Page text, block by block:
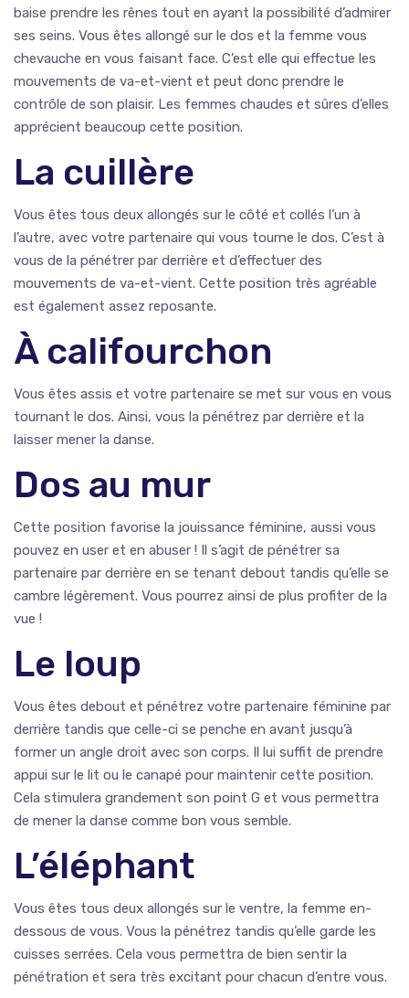
baise prendre les rênes tout en ayant la possibilité d’admirer
ses seins. Vous êtes allongé sur le dos et la femme vous
chevauche en vous faisant face. C’est elle qui effectue les
mouvements de va-et-vient et peut donc prendre le
contrôle de son plaisir. Les femmes chaudes et sûres d’elles
apprécient beaucoup cette position.
La cuillère
Vous êtes tous deux allongés sur le côté et collés l’un à
l’autre, avec votre partenaire qui vous tourne le dos. C’est à
vous de la pénétrer par derrière et d’effectuer des
mouvements de va-et-vient. Cette position très agréable
est également assez reposante.
À califourchon
Vous êtes assis et votre partenaire se met sur vous en vous
tournant le dos. Ainsi, vous la pénétrez par derrière et la
laisser mener la danse.
Dos au mur
Cette position favorise la jouissance féminine, aussi vous
pouvez en user et en abuser ! Il s’agit de pénétrer sa
partenaire par derrière en se tenant debout tandis qu’elle se
cambre légèrement. Vous pourrez ainsi de plus profiter de la
vue !
Le loup
Vous êtes debout et pénétrez votre partenaire féminine par
derrière tandis que celle-ci se penche en avant jusqu’à
former un angle droit avec son corps. Il lui suffit de prendre
appui sur le lit ou le canapé pour maintenir cette position.
Cela stimulera grandement son point G et vous permettra
de mener la danse comme bon vous semble.
L’éléphant
Vous êtes tous deux allongés sur le ventre, la femme en-
dessous de vous. Vous la pénétrez tandis qu’elle garde les
cuisses serrées. Cela vous permettra de bien sentir la
pénétration et sera très excitant pour chacun d’entre vous.